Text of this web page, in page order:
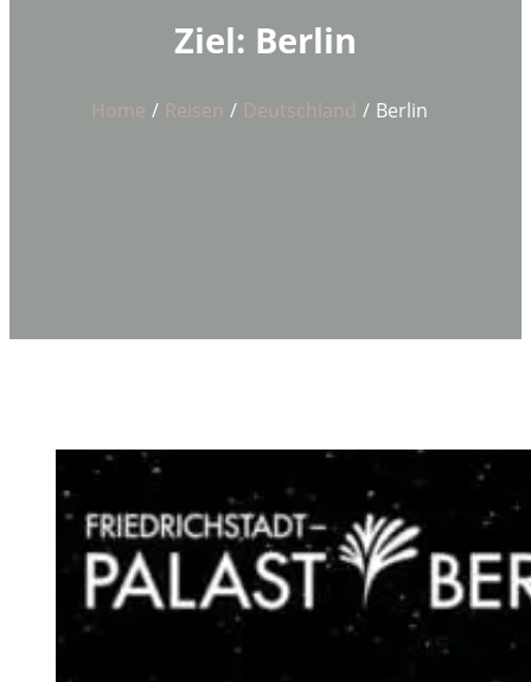
Ziel: Berlin
Home Reisen Deutschland Berlin